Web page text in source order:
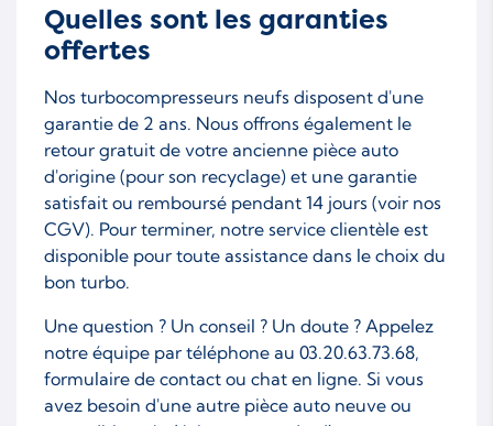
Quelles sont les garanties
offertes
Nos turbocompresseurs neufs disposent d'une
garantie de 2 ans. Nous offrons également le
retour gratuit de votre ancienne pièce auto
d'origine (pour son recyclage) et une garantie
satisfait ou remboursé pendant 14 jours (voir nos
CGV). Pour terminer, notre service clientèle est
disponible pour toute assistance dans le choix du
bon turbo.
Une question ? Un conseil ? Un doute ? Appelez
notre équipe par téléphone au 03.20.63.73.68,
formulaire de contact ou chat en ligne. Si vous
avez besoin d'une autre pièce auto neuve ou